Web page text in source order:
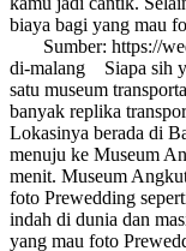
biaya bagi yang mau
Sumber: https://
di-malang Siapa sih
satu museum
banyak replika
Lokasinya berada di
menuju ke Museum
menit. Museum
foto Prewedding
indah di dunia dan
yang mau foto